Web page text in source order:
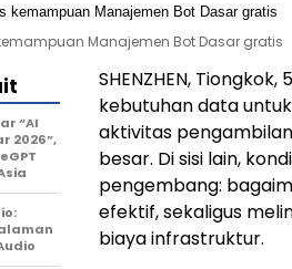
Manajemen Bot Dasar gratis
SHENZHEN,
kebutuhan data
aktivitas
besar. Di sisi lain,
pengembang:
efektif, sekaligus
biaya infrastruktur.
“AI
2026”,